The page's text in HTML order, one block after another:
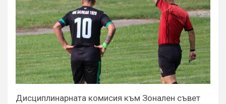
Дисциплинарната комисия към Зонален съвет